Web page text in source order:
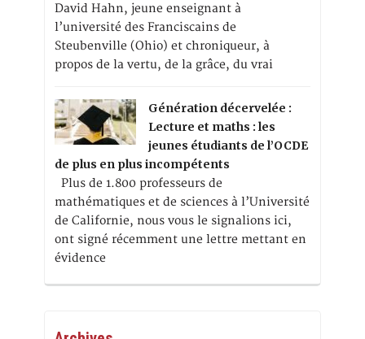
David Hahn, jeune enseignant à
l’université des Franciscains de
Steubenville (Ohio) et chroniqueur, à
propos de la vertu, de la grâce, du vrai
Génération décervelée :
Lecture et maths : les
jeunes étudiants de l’OCDE
de plus en plus incompétents
Plus de 1.800 professeurs de
mathématiques et de sciences à l’Université
de Californie, nous vous le signalions ici,
ont signé récemment une lettre mettant en
évidence